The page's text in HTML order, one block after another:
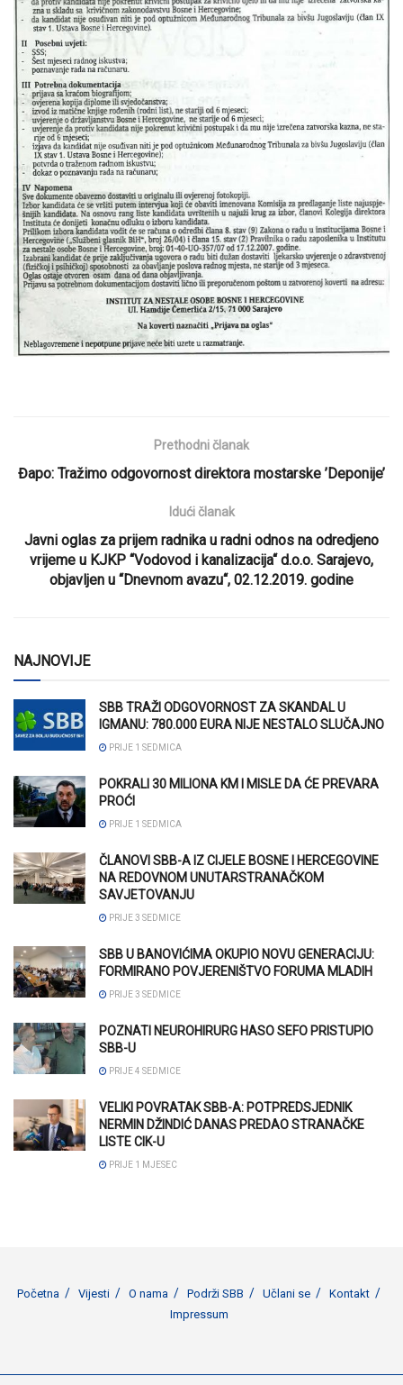
Prethodni članak
Đapo: Tražimo odgovornost direktora mostarske ’Deponije’
Idući članak
Javni oglas za prijem radnika u radni odnos na odredjeno
vrijeme u KJKP “Vodovod i kanalizacija“ d.o.o. Sarajevo,
objavljen u “Dnevnom avazu“, 02.12.2019. godine
NAJNOVIJE
SBB TRAŽI ODGOVORNOST ZA SKANDAL U
IGMANU: 780.000 EURA NIJE NESTALO SLUČAJNO
PRIJE 1 SEDMICA
POKRALI 30 MILIONA KM I MISLE DA ĆE PREVARA
PROĆI
PRIJE 1 SEDMICA
ČLANOVI SBB-A IZ CIJELE BOSNE I HERCEGOVINE
NA REDOVNOM UNUTARSTRANAČKOM
SAVJETOVANJU
PRIJE 3 SEDMICE
SBB U BANOVIĆIMA OKUPIO NOVU GENERACIJU:
FORMIRANO POVJERENIŠTVO FORUMA MLADIH
PRIJE 3 SEDMICE
POZNATI NEUROHIRURG HASO SEFO PRISTUPIO
SBB-U
PRIJE 4 SEDMICE
VELIKI POVRATAK SBB-A: POTPREDSJEDNIK
NERMIN DŽINDIĆ DANAS PREDAO STRANAČKE
LISTE CIK-U
PRIJE 1 MJESEC
Početna Vijesti O nama Podrži SBB Učlani se
Kontakt
Impressum